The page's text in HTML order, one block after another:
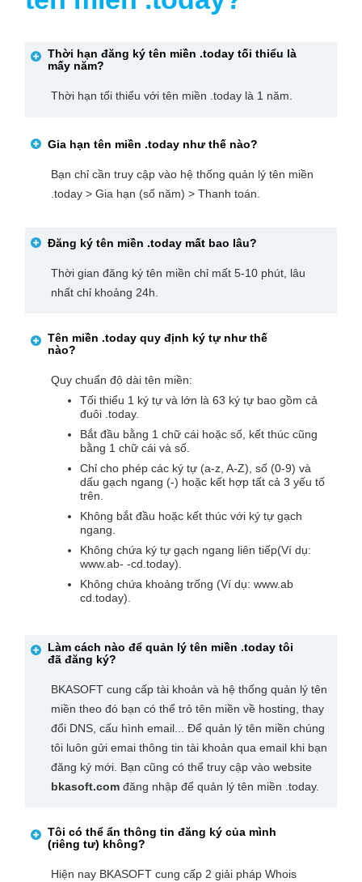
Thời hạn đăng ký tên miền .todaytối thiểu là
mấy năm?
Thời hạn tối thiểu với tên miền .today là 1 năm.
Gia hạn tên miền .todaynhư thế nào?
Bạn chỉ cần truy cập vào hệ thống quản lý tên miền
.today > Gia hạn (số năm) > Thanh toán.
Đăng ký tên miền .todaymất bao lâu?
Thời gian đăng ký tên miền chỉ mất 5-10 phút, lâu
nhất chỉ khoảng 24h.
Tên miền .todayquy định ký tự như thế
nào?
Quy chuẩn độ dài tên miền:
Tối thiểu 1 ký tự và lớn là 63 ký tự bao gồm cả
đuôi .today.
Bắt đầu bằng 1 chữ cái hoặc số, kết thúc cũng
bằng 1 chữ cái và số.
Chỉ cho phép các ký tự (a-z, A-Z), số (0-9) và
dấu gạch ngang (-) hoặc kết hợp tất cả 3 yếu tố
trên.
Không bắt đầu hoặc kết thúc với ký tự gạch
ngang.
Không chứa ký tự gạch ngang liên tiếp(Ví dụ:
www.ab- -cd.today).
Không chứa khoảng trống (Ví dụ: www.ab
cd.today).
Làm cách nào để quản lý tên miền .todaytôi
đã đăng ký?
BKASOFT cung cấp tài khoản và hệ thống quản lý tên
miền theo đó bạn có thể trỏ tên miền về hosting, thay
đổi DNS, cấu hình email... Để quản lý tên miền chúng
tôi luôn gửi emai thông tin tài khoản qua email khi bạn
đăng ký mới. Bạn cũng có thể truy cập vào website
bkasoft.com đăng nhập để quản lý tên miền .today.
Tôi có thể ẩn thông tin đăng ký của mình
(riêng tư) không?
Hiện nay BKASOFT cung cấp 2 giải pháp Whois